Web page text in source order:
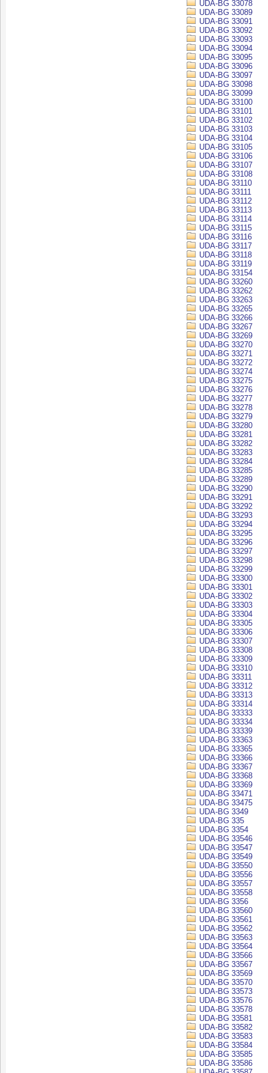
UDA-BG 33078
UDA-BG 33089
UDA-BG 33091
UDA-BG 33092
UDA-BG 33093
UDA-BG 33094
UDA-BG 33095
UDA-BG 33096
UDA-BG 33097
UDA-BG 33098
UDA-BG 33099
UDA-BG 33100
UDA-BG 33101
UDA-BG 33102
UDA-BG 33103
UDA-BG 33104
UDA-BG 33105
UDA-BG 33106
UDA-BG 33107
UDA-BG 33108
UDA-BG 33110
UDA-BG 33111
UDA-BG 33112
UDA-BG 33113
UDA-BG 33114
UDA-BG 33115
UDA-BG 33116
UDA-BG 33117
UDA-BG 33118
UDA-BG 33119
UDA-BG 33154
UDA-BG 33260
UDA-BG 33262
UDA-BG 33263
UDA-BG 33265
UDA-BG 33266
UDA-BG 33267
UDA-BG 33269
UDA-BG 33270
UDA-BG 33271
UDA-BG 33272
UDA-BG 33274
UDA-BG 33275
UDA-BG 33276
UDA-BG 33277
UDA-BG 33278
UDA-BG 33279
UDA-BG 33280
UDA-BG 33281
UDA-BG 33282
UDA-BG 33283
UDA-BG 33284
UDA-BG 33285
UDA-BG 33289
UDA-BG 33290
UDA-BG 33291
UDA-BG 33292
UDA-BG 33293
UDA-BG 33294
UDA-BG 33295
UDA-BG 33296
UDA-BG 33297
UDA-BG 33298
UDA-BG 33299
UDA-BG 33300
UDA-BG 33301
UDA-BG 33302
UDA-BG 33303
UDA-BG 33304
UDA-BG 33305
UDA-BG 33306
UDA-BG 33307
UDA-BG 33308
UDA-BG 33309
UDA-BG 33310
UDA-BG 33311
UDA-BG 33312
UDA-BG 33313
UDA-BG 33314
UDA-BG 33333
UDA-BG 33334
UDA-BG 33339
UDA-BG 33363
UDA-BG 33365
UDA-BG 33366
UDA-BG 33367
UDA-BG 33368
UDA-BG 33369
UDA-BG 33471
UDA-BG 33475
UDA-BG 3349
UDA-BG 335
UDA-BG 3354
UDA-BG 33546
UDA-BG 33547
UDA-BG 33549
UDA-BG 33550
UDA-BG 33556
UDA-BG 33557
UDA-BG 33558
UDA-BG 3356
UDA-BG 33560
UDA-BG 33561
UDA-BG 33562
UDA-BG 33563
UDA-BG 33564
UDA-BG 33566
UDA-BG 33567
UDA-BG 33569
UDA-BG 33570
UDA-BG 33573
UDA-BG 33576
UDA-BG 33578
UDA-BG 33581
UDA-BG 33582
UDA-BG 33583
UDA-BG 33584
UDA-BG 33585
UDA-BG 33586